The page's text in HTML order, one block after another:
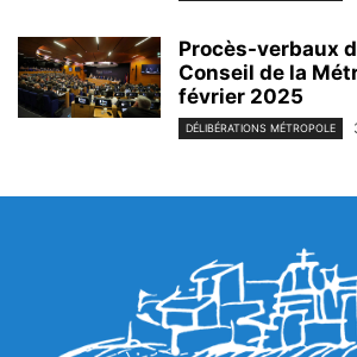
Procès-verbaux
Conseil de la
février 2025
DÉLIBÉRATIONS MÉTROPOLE